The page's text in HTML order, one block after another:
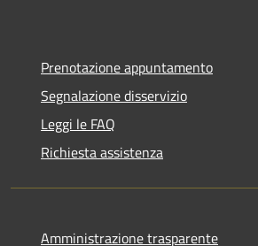
Prenotazione appuntamento
Segnalazione disservizio
Leggi le FAQ
Richiesta assistenza
Amministrazione trasparente